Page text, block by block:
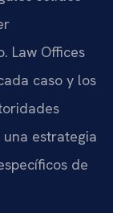
Law Offices
caso y los
estrategia
de